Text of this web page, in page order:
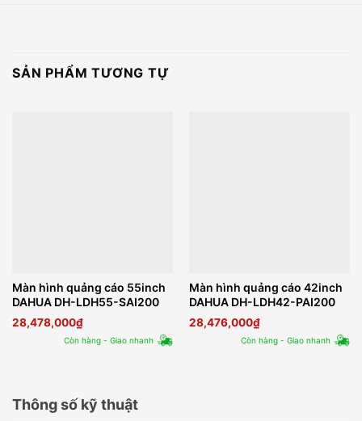
SẢN PHẨM TƯƠNG TỰ
Màn hình quảng cáo 55inch
DAHUA DH-LDH55-SAI200
28,478,000₫
Còn hàng - Giao nhanh
Màn hình quảng cáo 42inch
DAHUA DH-LDH42-PAI200
28,476,000₫
Còn hàng - Giao nhanh
Thông số kỹ thuật